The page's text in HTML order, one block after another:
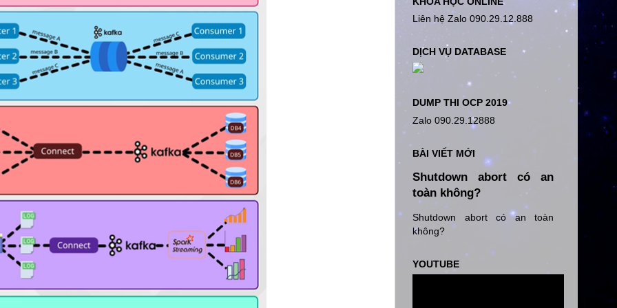
Liên hệ Zalo 090.29.12.888
DỊCH VỤ DATABASE
DUMP THI OCP 2019
Zalo 090.29.12888
BÀI VIẾT MỚI
Shutdown abort có an
toàn không?
Shutdown abort có an toàn
không?
YOUTUBE